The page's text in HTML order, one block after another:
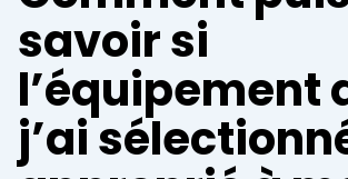
savoir si
l’équipement
j’ai